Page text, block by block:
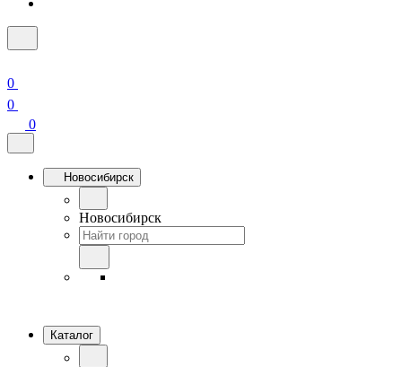
0
0
0
Новосибирск
Новосибирск
Каталог